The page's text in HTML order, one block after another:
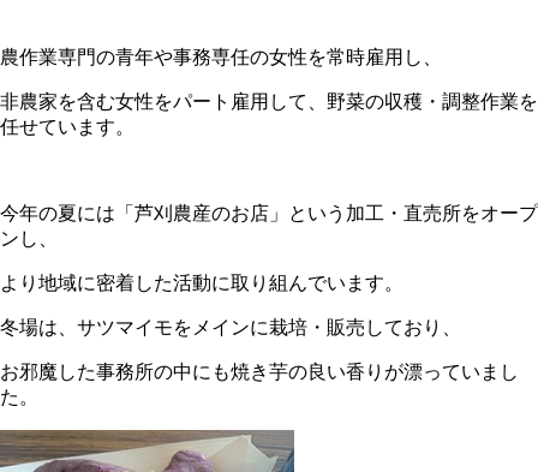
農作業専門の青年や事務専任の女性を常時雇用し、
非農家を含む女性をパート雇用して、野菜の収穫・調整作業を
任せています。
今年の夏には「芦刈農産のお店」という加工・直売所をオープ
ンし、
より地域に密着した活動に取り組んでいます。
冬場は、サツマイモをメインに栽培・販売しており、
お邪魔した事務所の中にも焼き芋の良い香りが漂っていまし
た。